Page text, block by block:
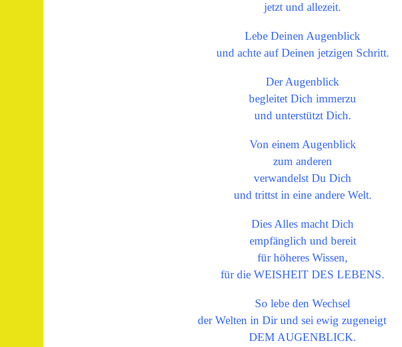
jetzt und allezeit.
Lebe Deinen Augenblick
und achte auf Deinen jetzigen Schritt.
Der Augenblick
begleitet Dich immerzu
und unterstützt Dich.
Von einem Augenblick
zum anderen
verwandelst Du Dich
und trittst in eine andere Welt.
Dies Alles macht Dich
empfänglich und bereit
für höheres Wissen,
für die WEISHEIT DES LEBENS.
So lebe den Wechsel
der Welten in Dir und sei ewig zugeneigt
DEM AUGENBLICK.